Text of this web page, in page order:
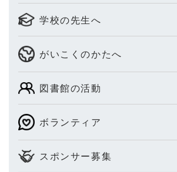
学校の先生へ
がいこくのかたへ
図書館の活動
ボランティア
スポンサー募集